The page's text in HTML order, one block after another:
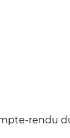
rendu